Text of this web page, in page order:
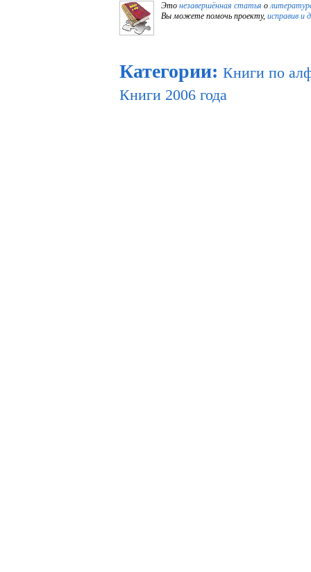
Это незавершённая статья о
Вы можете помочь проекту, исправив и
Категории: Книги по
Книги 2006 года